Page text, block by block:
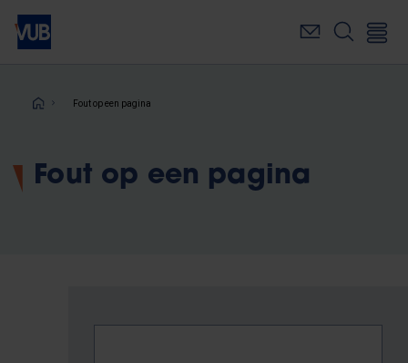
Overslaan
naar
inhoudKruimelpad
Fout op een pagina
Fout op een pagina